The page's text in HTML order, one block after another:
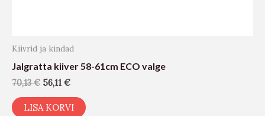
Kiivrid ja kindad
Jalgratta kiiver 58-61cm ECO valge
70,13€ 56,11 €
LISA KORVI